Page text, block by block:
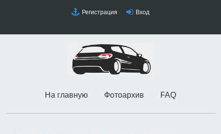
Регистрация Вход
На главную Фотоархив FAQ